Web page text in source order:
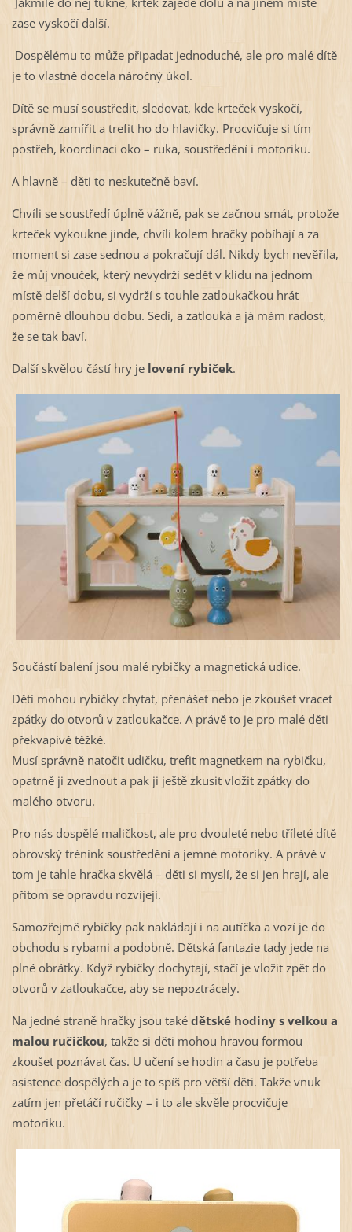
zase vyskočí další.
Dospělému to může připadat jednoduché, ale pro malé dítě
je to vlastně docela náročný úkol.
Dítě se musí soustředit, sledovat, kde krteček vyskočí,
správně zamířit a trefit ho do hlavičky. Procvičuje si tím
postřeh, koordinaci oko – ruka, soustředění i motoriku.
A hlavně – děti to neskutečně baví.
Chvíli se soustředí úplně vážně, pak se začnou smát, protože
krteček vykoukne jinde, chvíli kolem hračky pobíhají a za
moment si zase sednou a pokračují dál. Nikdy bych nevěřila,
že můj vnouček, který nevydrží sedět v klidu na jednom
místě delší dobu, si vydrží s touhle zatloukačkou hrát
poměrně dlouhou dobu. Sedí, a zatlouká a já mám radost,
že se tak baví.
Další skvělou částí hry je lovení rybiček.
Součástí balení jsou malé rybičky a magnetická udice.
Děti mohou rybičky chytat, přenášet nebo je zkoušet vracet
zpátky do otvorů v zatloukačce. A právě to je pro malé děti
překvapivě těžké.
Musí správně natočit udičku, trefit magnetkem na rybičku,
opatrně ji zvednout a pak ji ještě zkusit vložit zpátky do
malého otvoru.
Pro nás dospělé maličkost, ale pro dvouleté nebo tříleté dítě
obrovský trénink soustředění a jemné motoriky. A právě v
tom je tahle hračka skvělá – děti si myslí, že si jen hrají, ale
přitom se opravdu rozvíjejí.
Samozřejmě rybičky pak nakládají i na autíčka a vozí je do
obchodu s rybami a podobně. Dětská fantazie tady jede na
plné obrátky. Když rybičky dochytají, stačí je vložit zpět do
otvorů v zatloukačce, aby se nepoztrácely.
Na jedné straně hračky jsou také dětské hodiny s velkou a
malou ručičkou, takže si děti mohou hravou formou
zkoušet poznávat čas. U učení se hodin a času je potřeba
asistence dospělých a je to spíš pro větší děti. Takže vnuk
zatím jen přetáčí ručičky – i to ale skvěle procvičuje
motoriku.